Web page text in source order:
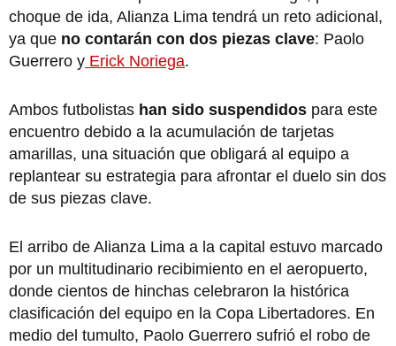
choque de ida, Alianza Lima tendrá un reto adicional,
ya que no contarán con dos piezas clave: Paolo
Guerrero y Erick Noriega.
Ambos futbolistas han sido suspendidos para este
encuentro debido a la acumulación de tarjetas
amarillas, una situación que obligará al equipo a
replantear su estrategia para afrontar el duelo sin dos
de sus piezas clave.
El arribo de Alianza Lima a la capital estuvo marcado
por un multitudinario recibimiento en el aeropuerto,
donde cientos de hinchas celebraron la histórica
clasificación del equipo en la Copa Libertadores. En
medio del tumulto, Paolo Guerrero sufrió el robo de